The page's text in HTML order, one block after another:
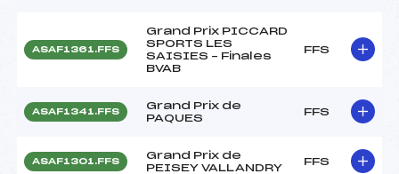
ASAF1361.FFS
Grand Prix PICCARD
SPORTS LES
SAISIES – Finales
BVAB
FFS
ASAF1341.FFS
Grand Prix de
PAQUES
FFS
ASAF1301.FFS
Grand Prix de
PEISEY VALLANDRY
FFS